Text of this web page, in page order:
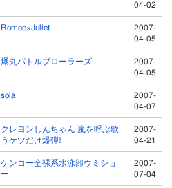
04-02
Romeo×Juliet
2007-
04-05
爆丸バトルブローラーズ
2007-
04-05
sola
2007-
04-07
クレヨンしんちゃん 嵐を呼ぶ歌
うケツだけ爆弾!
2007-
04-21
ケンコー全裸系水泳部ウミショ
ー
2007-
07-04